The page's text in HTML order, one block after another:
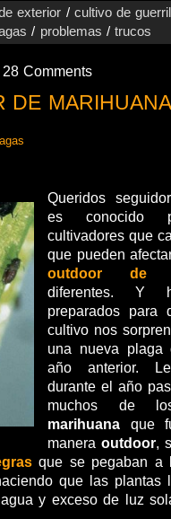
exterior / cultivo de
/ problemas /trucos
28 Comments
DE
Queridos
es conocido
cultivadores que
que pueden
outdoor de
diferentes. Y
preparados para
cultivo nos
una nueva
año anterior.
durante el año
muchos de
marihuana que
manera outdoor,
que se pegaban a
que las plantas
y exceso de luz